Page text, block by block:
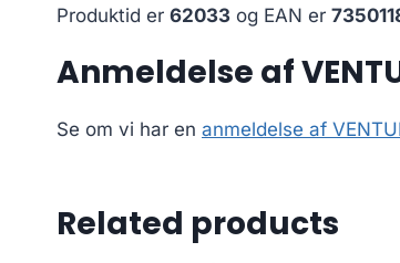
Produktid er 62033 og EAN er
Anmeldelse af
Se om vi har en anmeldelse af
Related products